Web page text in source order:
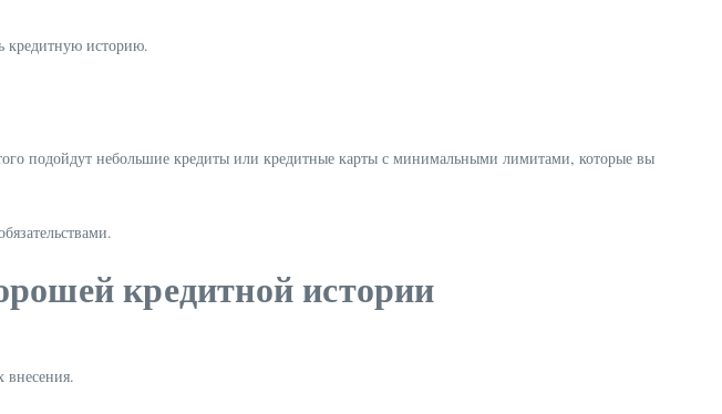
кредитную историю.
подойдут небольшие кредиты или кредитные карты с минимальными лимитами, которые вы
кредитной истории
внесения.